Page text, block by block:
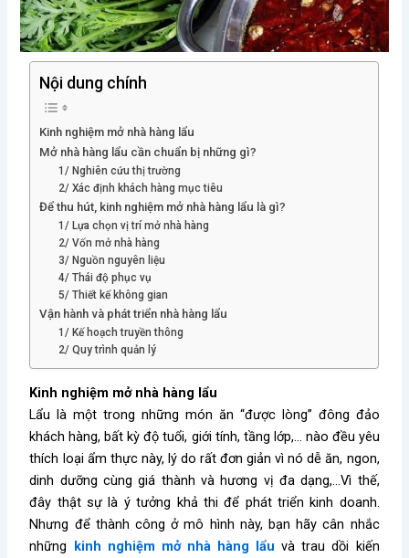
Nội dung chính
Kinh nghiệm mở nhà hàng lẩu
Mở nhà hàng lẩu cần chuẩn bị những gì?
1/ Nghiên cứu thị trường
2/ Xác định khách hàng mục tiêu
Để thu hút, kinh nghiệm mở nhà hàng lẩu là gì?
1/ Lựa chọn vị trí mở nhà hàng
2/ Vốn mở nhà hàng
3/ Nguồn nguyên liệu
4/ Thái độ phục vụ
5/ Thiết kế không gian
Vận hành và phát triển nhà hàng lẩu
1/ Kế hoạch truyền thông
2/ Quy trình quản lý
Kinh nghiệm mở nhà hàng lẩu
Lẩu là một trong những món ăn “được lòng” đông đảo
khách hàng, bất kỳ độ tuổi, giới tính, tầng lớp,… nào đều yêu
thích loại ẩm thực này, lý do rất đơn giản vì nó dễ ăn, ngon,
dinh dưỡng cùng giá thành và hương vị đa dạng,…Vì thế,
đây thật sự là ý tưởng khả thi để phát triển kinh doanh.
Nhưng để thành công ở mô hình này, bạn hãy cân nhắc
những kinh nghiệm mở nhà hàng lẩu và trau dồi kiến